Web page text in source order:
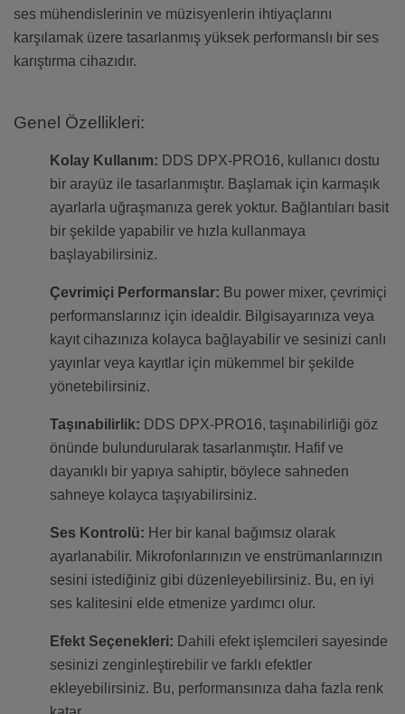
ses mühendislerinin ve müzisyenlerin ihtiyaçlarını
karşılamak üzere tasarlanmış yüksek performanslı bir ses
karıştırma cihazıdır.
Genel Özellikleri:
Kolay Kullanım: DDS DPX-PRO16, kullanıcı dostu
bir arayüz ile tasarlanmıştır. Başlamak için karmaşık
ayarlarla uğraşmanıza gerek yoktur. Bağlantıları basit
bir şekilde yapabilir ve hızla kullanmaya
başlayabilirsiniz.
Çevrimiçi Performanslar: Bu power mixer, çevrimiçi
performanslarınız için idealdir. Bilgisayarınıza veya
kayıt cihazınıza kolayca bağlayabilir ve sesinizi canlı
yayınlar veya kayıtlar için mükemmel bir şekilde
yönetebilirsiniz.
Taşınabilirlik: DDS DPX-PRO16, taşınabilirliği göz
önünde bulundurularak tasarlanmıştır. Hafif ve
dayanıklı bir yapıya sahiptir, böylece sahneden
sahneye kolayca taşıyabilirsiniz.
Ses Kontrolü: Her bir kanal bağımsız olarak
ayarlanabilir. Mikrofonlarınızın ve enstrümanlarınızın
sesini istediğiniz gibi düzenleyebilirsiniz. Bu, en iyi
ses kalitesini elde etmenize yardımcı olur.
Efekt Seçenekleri: Dahili efekt işlemcileri sayesinde
sesinizi zenginleştirebilir ve farklı efektler
ekleyebilirsiniz. Bu, performansınıza daha fazla renk